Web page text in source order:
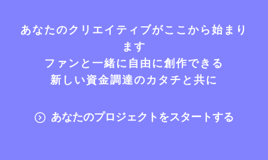
あなたのクリエイティブがここから始まり
ます
ファンと一緒に自由に創作できる
新しい資金調達のカタチと共に
あなたのプロジェクトをスタートする